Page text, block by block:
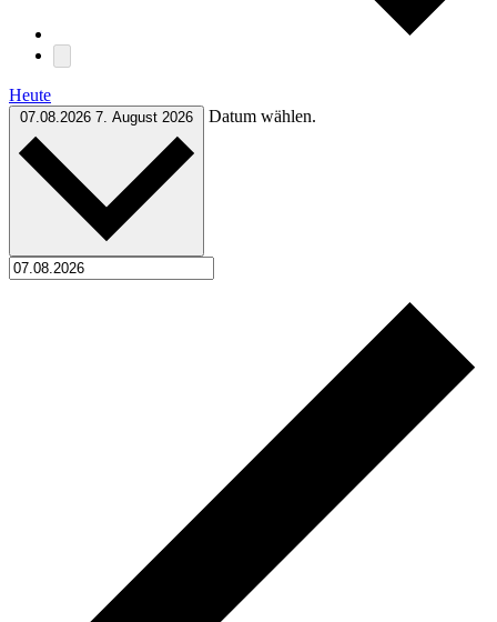
Heute
07.08.2026 7. August 2026 Datum wählen.